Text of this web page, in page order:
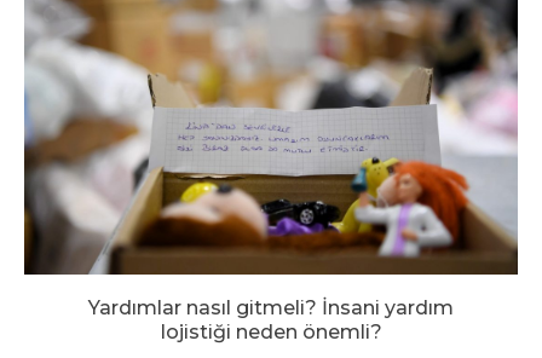
Yardımlar nasıl gitmeli? İnsani yardım
lojistiği neden önemli?